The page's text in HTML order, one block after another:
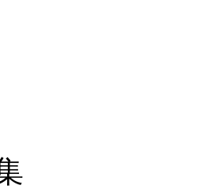
人 警民合力深夜将其击毙